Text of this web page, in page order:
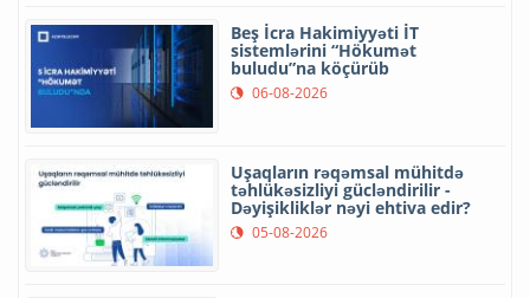
Beş İcra Hakimiyyəti İT
sistemlərini “Hökumət
buludu”na köçürüb
06-08-2026
Uşaqların rəqəmsal mühitdə
təhlükəsizliyi gücləndirilir -
Dəyişikliklər nəyi ehtiva edir?
05-08-2026